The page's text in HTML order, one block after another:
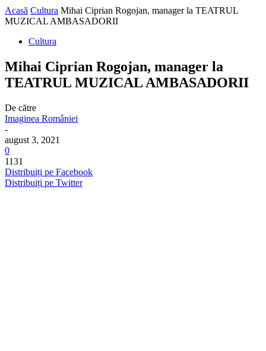
Acasă Cultura Mihai Ciprian Rogojan, manager la TEATRUL
MUZICAL AMBASADORII
Cultura
Mihai Ciprian Rogojan, manager la
TEATRUL MUZICAL AMBASADORII
De către
Imaginea României
-
august 3, 2021
0
1131
Distribuiți pe Facebook
Distribuiți pe Twitter